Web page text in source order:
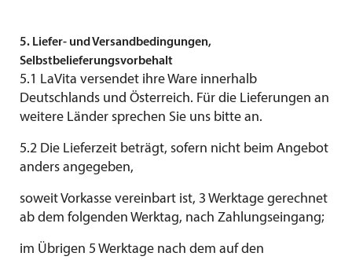
5. Liefer- und Versandbedingungen,
Selbstbelieferungsvorbehalt
5.1 LaVita versendet ihre Ware innerhalb
Deutschlands und Österreich. Für die Lieferungen an
weitere Länder sprechen Sie uns bitte an.
5.2 Die Lieferzeit beträgt, sofern nicht beim Angebot
anders angegeben,
soweit Vorkasse vereinbart ist, 3 Werktage gerechnet
ab dem folgenden Werktag, nach Zahlungseingang;
im Übrigen 5 Werktage nach dem auf den